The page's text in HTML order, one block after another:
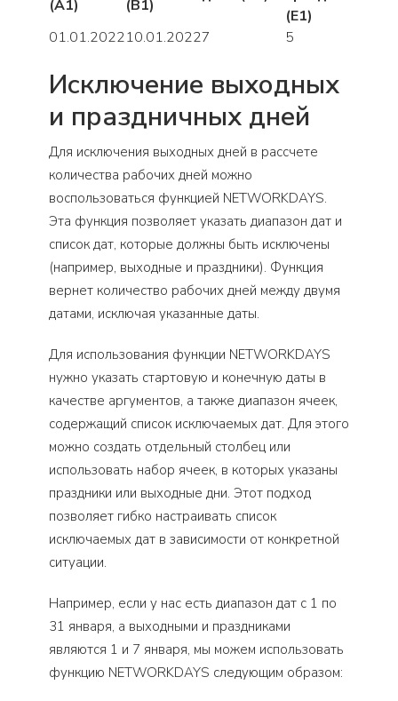
(A1) (B1)
(E1)
01.01.202210.01.20227 5
Исключение выходных
и праздничных дней
Для исключения выходных дней в рассчете
количества рабочих дней можно
воспользоваться функцией NETWORKDAYS.
Эта функция позволяет указать диапазон дат и
список дат, которые должны быть исключены
(например, выходные и праздники). Функция
вернет количество рабочих дней между двумя
датами, исключая указанные даты.
Для использования функции NETWORKDAYS
нужно указать стартовую и конечную даты в
качестве аргументов, а также диапазон ячеек,
содержащий список исключаемых дат. Для этого
можно создать отдельный столбец или
использовать набор ячеек, в которых указаны
праздники или выходные дни. Этот подход
позволяет гибко настраивать список
исключаемых дат в зависимости от конкретной
ситуации.
Например, если у нас есть диапазон дат с 1 по
31 января, а выходными и праздниками
являются 1 и 7 января, мы можем использовать
функцию NETWORKDAYS следующим образом: